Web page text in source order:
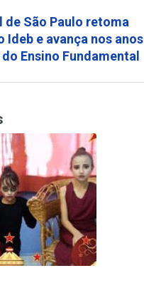
de São Paulo retoma
Ideb e avança nos anos
Ensino Fundamental